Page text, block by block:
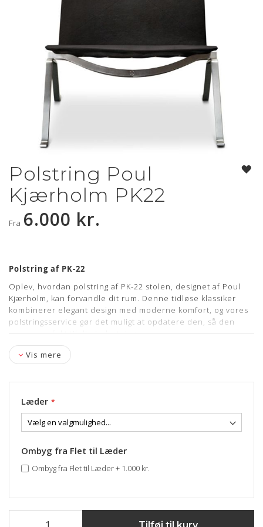
Gå
til
starten
af
billedgalleriet
Polstring Poul
Kjærholm PK22
Fra 6.000 kr.
Polstring af PK-22
Oplev, hvordan polstring af PK-22 stolen, designet af Poul
Kjærholm, kan forvandle dit rum. Denne tidløse klassiker
kombinerer elegant design med moderne komfort, og vores
polstringsservice gør det muligt at opdatere den, så den
passer perfekt til din indretning.
Materialer:
Vacona, Elegance, Vegetal
Stofmuligheder:
feltet )
Inkluderet i prisen:
Gratis afhentning & levering på brofaste øer
Vis mere
Læder
Ombyg fra Flet til Læder
Ombyg fra Flet til Læder+ 1.000 kr.